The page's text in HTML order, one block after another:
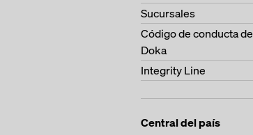
Sucursales
Código de conducta de
Doka
Integrity Line
Central del país